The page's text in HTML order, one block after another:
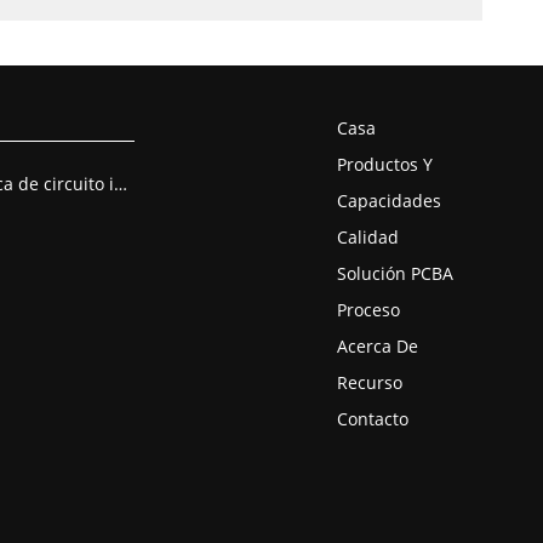
Montaje de placa de circuito impreso
Casa
Productos Y
Capacidades
Calidad
Solución PCBA
Proceso
Acerca De
Recurso
Contacto